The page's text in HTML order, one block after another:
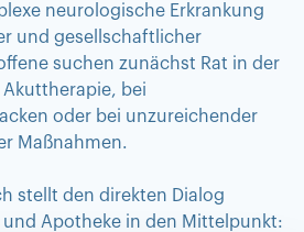
neurologische Erkrankung
und gesellschaftlicher
suchen zunächst Rat in der
Akuttherapie, bei
oder bei unzureichender
Maßnahmen.
stellt den direkten Dialog
Apotheke in den Mittelpunkt: